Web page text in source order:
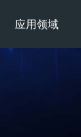
应用领域